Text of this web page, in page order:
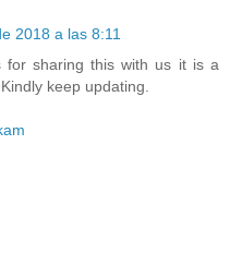
2018 a las 8:11
for sharing this with us it is a
keep updating.